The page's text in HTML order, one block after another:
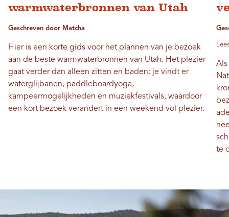
warmwaterbronnen van Utah
Geschreven door Matcha
Hier is een korte gids voor het plannen van je bezoek
aan de beste warmwaterbronnen van Utah. Het plezier
gaat verder dan alleen zitten en baden: je vindt er
waterglijbanen, paddleboardyoga,
kampeermogelijkheden en muziekfestivals, waardoor
een kort bezoek verandert in een weekend vol plezier.
Als
te